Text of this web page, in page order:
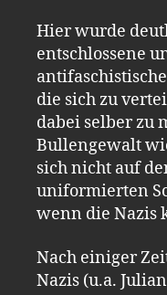
Hier wurde
entschlossene
die sich zu
dabei selber zu
Bullengewalt
sich nicht auf
uniformierten
wenn die Nazis
Nach einiger
Nazis (u.a.